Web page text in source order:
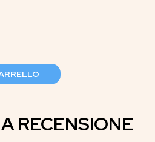
RECENSIONE